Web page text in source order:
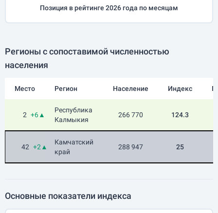
Позиция в рейтинге 2026 года по месяцам
Регионы с сопоставимой численностью
населения
Место Регион Население Индекс
2 +6▲
Республика
Калмыкия
266 770 124.3
42 +2▲
Камчатский
край
288 947 25
Основные показатели индекса